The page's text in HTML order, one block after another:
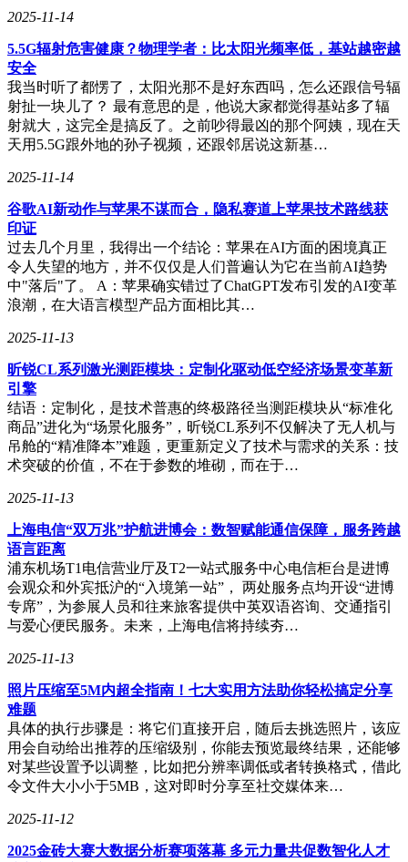
采取相应措施进行防范。
内网管理软件如同企业的“数字守护者”，在保护核心资产的同
时，也需要在员工隐私和企业信任之间找到平衡点。合理使用
这些工具，不仅能够构建一个安全、高效、可控的数字工作环
境，还能够为企业的长远发展奠定坚实基础。
2025-11-14
5.5G辐射危害健康？物理学者：比太阳光频率低，基站越密越
安全
我当时听了都愣了，太阳光那不是好东西吗，怎么还跟信号辐
射扯一块儿了？ 最有意思的是，他说大家都觉得基站多了辐
射就大，这完全是搞反了。之前吵得最凶的那个阿姨，现在天
天用5.5G跟外地的孙子视频，还跟邻居说这新基…
2025-11-14
谷歌AI新动作与苹果不谋而合，隐私赛道上苹果技术路线获
印证
过去几个月里，我得出一个结论：苹果在AI方面的困境真正
令人失望的地方，并不仅仅是人们普遍认为它在当前AI趋势
中"落后"了。 A：苹果确实错过了ChatGPT发布引发的AI变革
浪潮，在大语言模型产品方面相比其…
2025-11-13
昕锐CL系列激光测距模块：定制化驱动低空经济场景变革新
引擎
结语：定制化，是技术普惠的终极路径当测距模块从“标准化
商品”进化为“场景化服务”，昕锐CL系列不仅解决了无人机与
吊舱的“精准降本”难题，更重新定义了技术与需求的关系：技
术突破的价值，不在于参数的堆砌，而在于…
2025-11-13
上海电信“双万兆”护航进博会：数智赋能通信保障，服务跨越
语言距离
浦东机场T1电信营业厅及T2一站式服务中心电信柜台是进博
会观众和外宾抵沪的“入境第一站”， 两处服务点均开设“进博
专席”，为参展人员和往来旅客提供中英双语咨询、交通指引
与爱心便民服务。未来，上海电信将持续夯…
2025-11-13
照片压缩至5M内超全指南！七大实用方法助你轻松搞定分享
难题
具体的执行步骤是：将它们直接开启，随后去挑选照片，该应
用会自动给出推荐的压缩级别，你能去预览最终结果，还能够
对某些设置予以调整，比如把分辨率调低或者转换格式，借此
令文件大小小于5MB，这对即时分享至社交媒体来…
2025-11-12
2025金砖大赛大数据分析赛项落幕 多元力量共促数智化人才